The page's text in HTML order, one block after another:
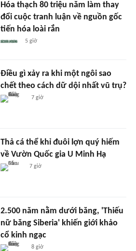
Hóa thạch 80 triệu năm làm thay
đổi cuộc tranh luận về nguồn gốc
tiến hóa loài rắn
5 giờ
Điều gì xảy ra khi một ngôi sao
chết theo cách dữ dội nhất vũ trụ?
7 giờ
Thả cá thể khỉ đuôi lợn quý hiếm
về Vườn Quốc gia U Minh Hạ
7 giờ
2.500 năm nằm dưới băng, 'Thiếu
nữ băng Siberia' khiến giới khảo
cổ kinh ngạc
8 giờ